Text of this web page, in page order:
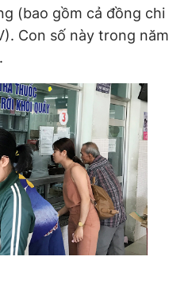
(bao gồm cả đồng chi
Con số này trong năm